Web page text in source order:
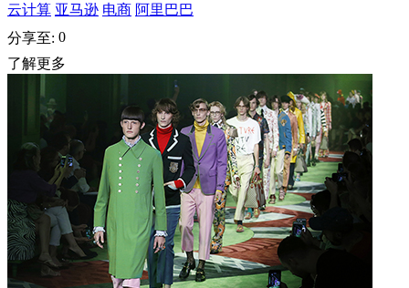
云计算 亚马逊 电商 阿里巴巴
分享至: 0
了解更多